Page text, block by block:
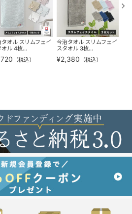
タオル スリムフェイ
オル 4枚...
（税込）
今治タオル スリムフェイ
スタオル 3枚...
¥2,380 （税込）